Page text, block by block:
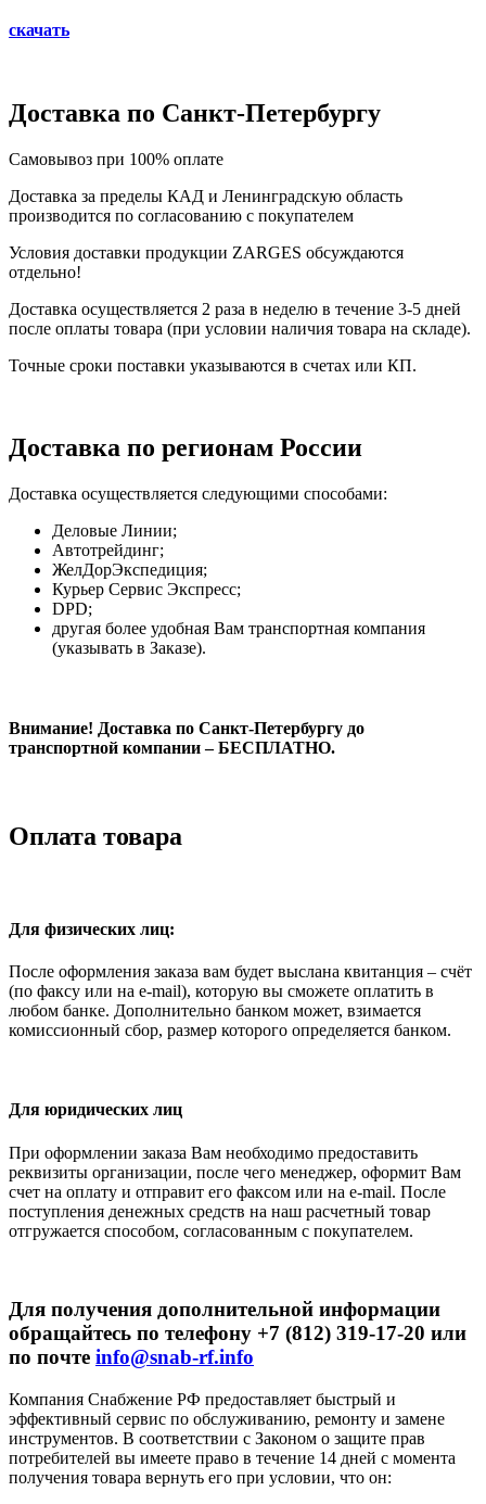
скачать
Доставка по Санкт-Петербургу
Самовывоз при 100% оплате
Доставка за пределы КАД и Ленинградскую область
производится по согласованию с покупателем
Условия доставки продукции ZARGES обсуждаются
отдельно!
Доставка осуществляется 2 раза в неделю в течение 3-5 дней
после оплаты товара (при условии наличия товара на складе).
Точные сроки поставки указываются в счетах или КП.
Доставка по регионам России
Доставка осуществляется следующими способами:
Деловые Линии;
Автотрейдинг;
ЖелДорЭкспедиция;
Курьер Сервис Экспресс;
DPD;
другая более удобная Вам транспортная компания
(указывать в Заказе).
Внимание! Доставка по Санкт-Петербургу до
транспортной компании – БЕСПЛАТНО.
Оплата товара
Для физических лиц:
После оформления заказа вам будет выслана квитанция – счёт
(по факсу или на e-mail), которую вы сможете оплатить в
любом банке. Дополнительно банком может, взимается
комиссионный сбор, размер которого определяется банком.
Для юридических лиц
При оформлении заказа Вам необходимо предоставить
реквизиты организации, после чего менеджер, оформит Вам
счет на оплату и отправит его факсом или на e-mail. После
поступления денежных средств на наш расчетный товар
отгружается способом, согласованным с покупателем.
Для получения дополнительной информации
обращайтесь по телефону +7 (812) 319-17-20 или
по почте info@snab-rf.info
Компания Снабжение РФ предоставляет быстрый и
эффективный сервис по обслуживанию, ремонту и замене
инструментов. В соответствии с Законом о защите прав
потребителей вы имеете право в течение 14 дней с момента
получения товара вернуть его при условии, что он: